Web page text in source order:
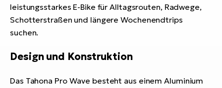
leistungsstarkes E-Bike für Alltagsrouten, Radwege,
Schotterstraßen und längere Wochenendtrips
suchen.
Design und Konstruktion
Das Tahona Pro Wave besteht aus einem Aluminium